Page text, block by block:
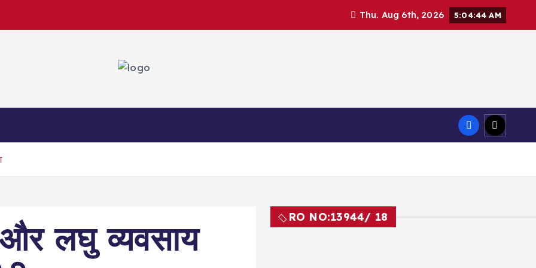
Thu. Aug 6th, 2026 5:04:45 AM
लघु व्यवसाय
RO NO:13944/ 18